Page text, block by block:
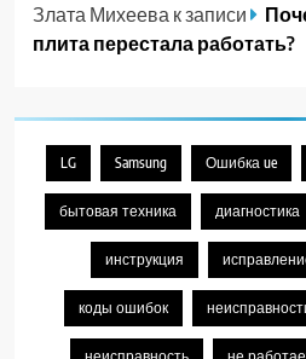
Злата Михеевак записи
плита перестала работать?
LG Samsung Ошибка ue
бытовая техника диагностика
инструкция
коды ошибок